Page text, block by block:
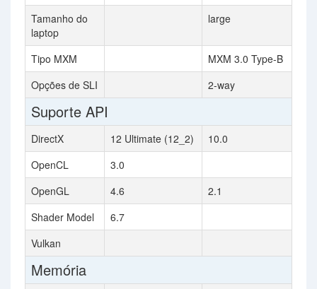
Tamanho do
laptop
large
Tipo MXM
MXM 3.0 Type-B
Opções de SLI
2-way
Suporte API
DirectX 12 Ultimate (12_2)
10.0
OpenCL
3.0
OpenGL
4.6
2.1
Shader Model
6.7
Vulkan
Memória